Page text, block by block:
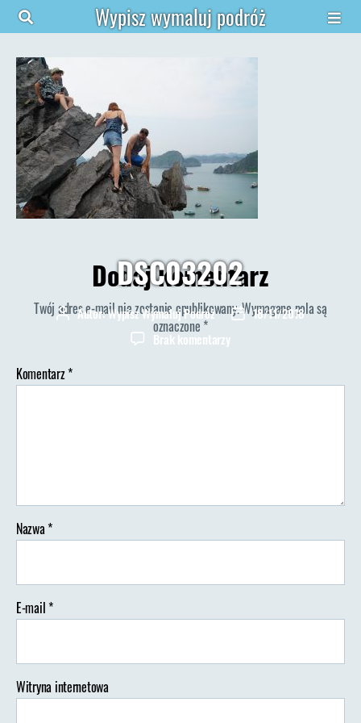
Wypisz wymaluj podróż
DSC03202
AutorAutor:Wypisz Wymaluj Podróż
Data18/11/2018
Brak komentarzydo
Dodaj komentarz
Twój adres e-mail nie zostanie opublikowany.Wymagane pola są
oznaczone *
Komentarz*
Nazwa*
E-mail*
Witryna internetowa